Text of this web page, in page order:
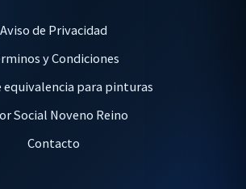
Aviso de Privacidad
y Condiciones
equivalencia para pinturas
Social Noveno Reino
Contacto